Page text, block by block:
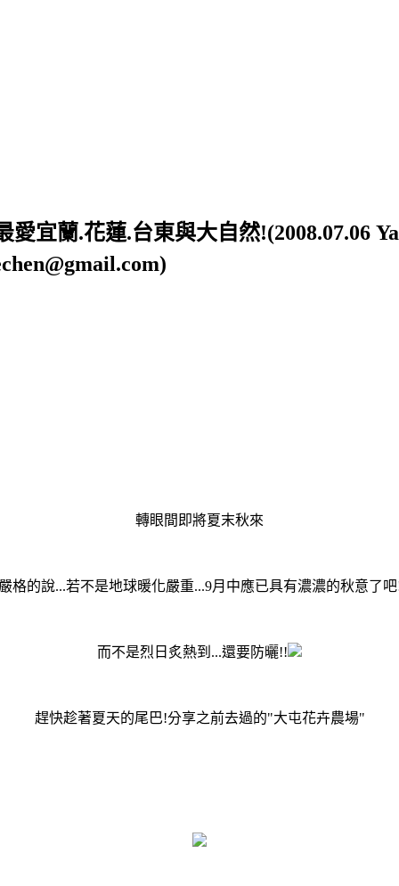
宜蘭.花蓮.台東與大自然!(2008.07.06
轉眼間即將夏末秋來
格的說...若不是地球暖化嚴重...9月中應已具有濃濃的秋意了
而不是烈日炙熱到...還要防曬!!
趕快趁著夏天的尾巴!分享之前去過的"大屯花卉農場"